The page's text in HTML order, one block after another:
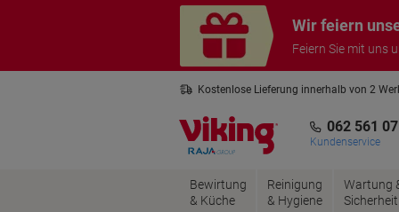
Wir feiern
Feiern Sie mit uns
Kostenlose Lieferung innerhalb von 2
062 561
Kundenservice
Bewirtung
& Küche
Reinigung
& Hygiene
Wartung
Sicherheit